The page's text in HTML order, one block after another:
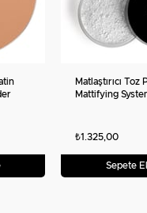
Matlaştırıcı Toz
Mattifying
₺1.325,00
Sepete